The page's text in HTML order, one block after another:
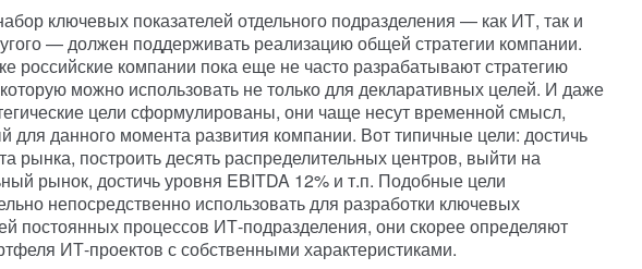
ключевых показателей отдельного подразделения — как ИТ, так и
— должен поддерживать реализацию общей стратегии компании.
российские компании пока еще не часто разрабатывают стратегию
можно использовать не только для декларативных целей. И даже
цели сформулированы, они чаще несут временной смысл,
для данного момента развития компании. Вот типичные цели: достичь
рынка, построить десять распределительных центров, выйти на
рынок, достичь уровня EBITDA 12% и т.п. Подобные цели
непосредственно использовать для разработки ключевых
постоянных процессов ИТ-подразделения, они скорее определяют
ИТ-проектов с собственными характеристиками.